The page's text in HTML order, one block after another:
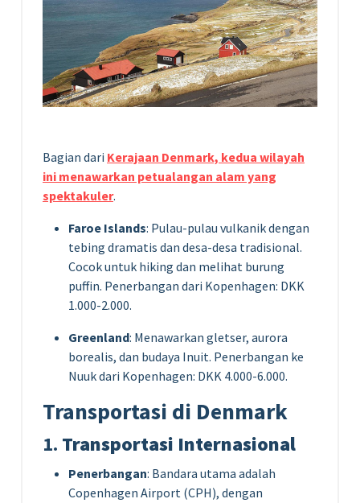
Bagian dari Kerajaan Denmark, kedua wilayah
ini menawarkan petualangan alam yang
spektakuler.
Faroe Islands: Pulau-pulau vulkanik dengan
tebing dramatis dan desa-desa tradisional.
Cocok untuk hiking dan melihat burung
puffin. Penerbangan dari Kopenhagen: DKK
1.000-2.000.
Greenland: Menawarkan gletser, aurora
borealis, dan budaya Inuit. Penerbangan ke
Nuuk dari Kopenhagen: DKK 4.000-6.000.
Transportasi di Denmark
1. Transportasi Internasional
Penerbangan: Bandara utama adalah
Copenhagen Airport (CPH), dengan